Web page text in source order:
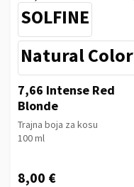
SOLFINE
Natural Color
7,66 Intense Red
Blonde
Trajna boja za kosu
100 ml
8,00 €